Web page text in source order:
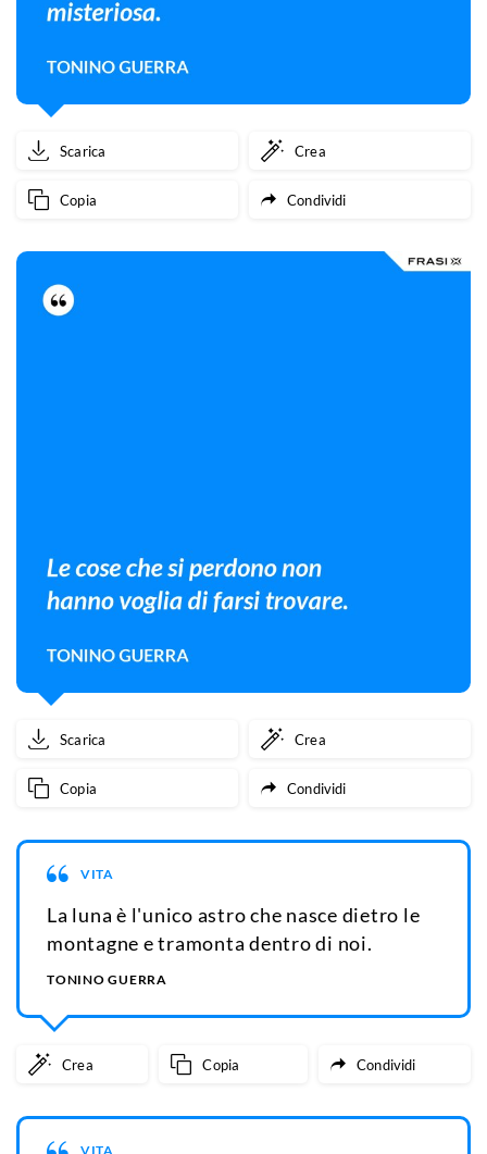
Scarica Crea
Copia Condividi
Scarica Crea
Copia Condividi
VITA
La luna è l'unico astro che nasce dietro le
montagne e tramonta dentro di noi.
TONINO GUERRA
Crea Copia Condividi
VITA